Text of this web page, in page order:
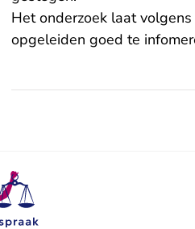
Het onderzoek laat
opgeleiden goed te